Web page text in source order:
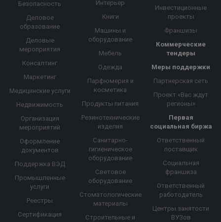
Безопасность
Деловое
образование
Деловые
мероприятия
Консалтинг
Маркетинг
Медицинские услуги
Недвижимость
Организация
мероприятий
Оформление
документов
Поддержка ВЭД
Промышленные
услуги
Реестры
Сертификация
Интерьер
Книги
Машины и
оборудование
Мебель
Одежда
Парфюмерия и
косметика
Продукты питания
Резинотехнические
изделия
Санитарно-
гигиеническое
оборудование
Световое
оборудование
Стоматологические
материалы
Строительные и
Инвестиционные
проекты
Франшизы
Коммерческие
тендеры
Меры поддержки
Партнерская сеть
Проект «Вас ждут
регионы»
Первая
социальная биржа
Ответственный
поставщик
Социальная
франшиза
Ответственный
работодатель
Центры занятости
ВУЗов